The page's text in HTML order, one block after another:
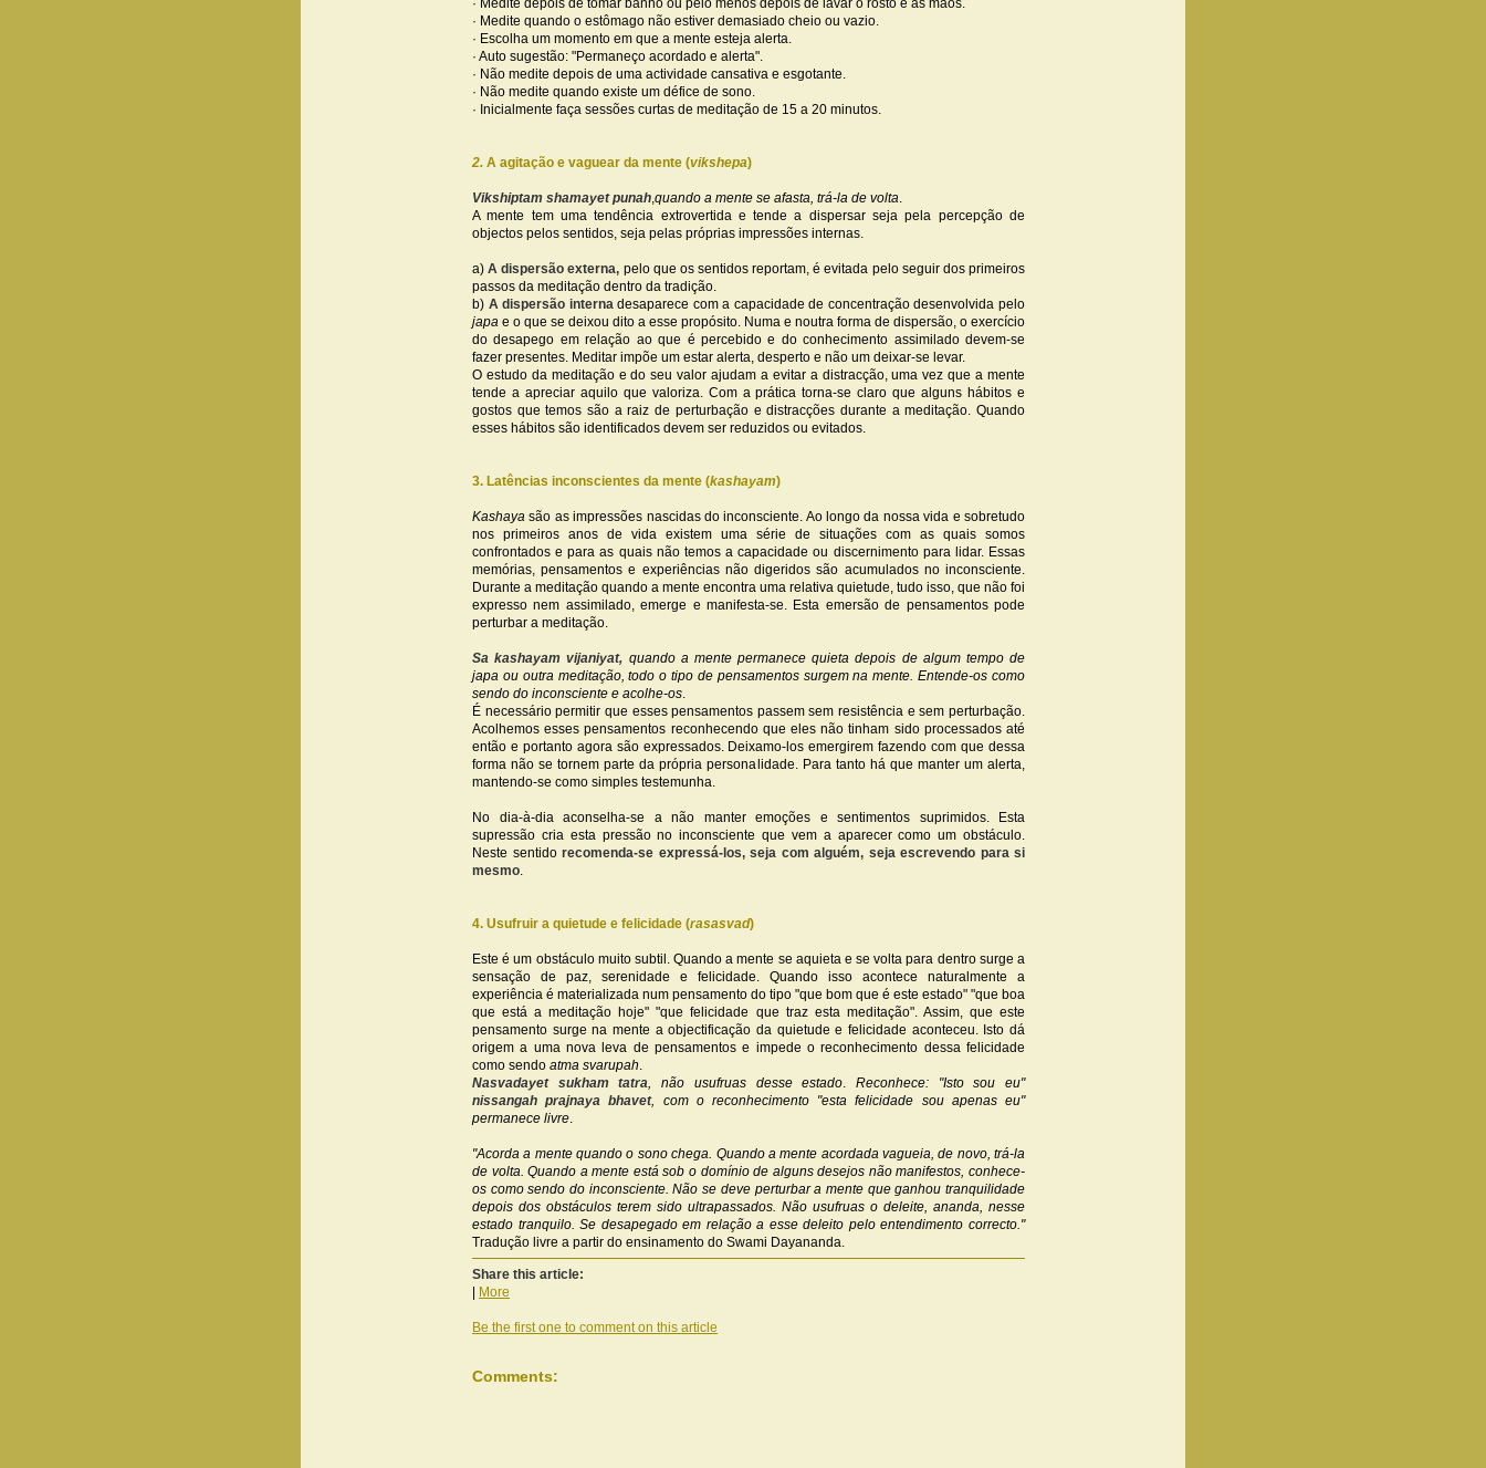
· Medite depois de tomar banho ou pelo menos depois de lavar o rosto e as mãos.
· Medite quando o estômago não estiver demasiado cheio ou vazio.
· Escolha um momento em que a mente esteja alerta.
· Auto sugestão: "Permaneço acordado e alerta".
· Não medite depois de uma actividade cansativa e esgotante.
· Não medite quando existe um défice de sono.
· Inicialmente faça sessões curtas de meditação de 15 a 20 minutos.
2. A agitação e vaguear da mente (vikshepa)
Vikshiptam shamayet punah,quando a mente se afasta, trá-la de volta.
A mente tem uma tendência extrovertida e tende a dispersar seja pela percepção de
objectos pelos sentidos, seja pelas próprias impressões internas.
a)A dispersão externa, pelo que os sentidos reportam, é evitada pelo seguir dos primeiros
passos da meditação dentro da tradição.
b) A dispersão internadesaparece com a capacidade de concentração desenvolvida pelo
japa e o que se deixou dito a esse propósito. Numa e noutra forma de dispersão, o exercício
do desapego em relação ao que é percebido e do conhecimento assimilado devem-se
fazer presentes. Meditar impõe um estar alerta, desperto e não um deixar-se levar.
O estudo da meditação e do seu valor ajudam a evitar a distracção, uma vez que a mente
tende a apreciar aquilo que valoriza. Com a prática torna-se claro que alguns hábitos e
gostos que temos são a raiz de perturbação e distracções durante a meditação. Quando
esses hábitos são identificados devem ser reduzidos ou evitados.
3. Latências inconscientes da mente (kashayam)
Kashaya são as impressões nascidas do inconsciente. Ao longo da nossa vida e sobretudo
nos primeiros anos de vida existem uma série de situações com as quais somos
confrontados e para as quais não temos a capacidade ou discernimento para lidar. Essas
memórias, pensamentos e experiências não digeridos são acumulados no inconsciente.
Durante a meditação quando a mente encontra uma relativa quietude, tudo isso, que não foi
expresso nem assimilado, emerge e manifesta-se. Esta emersão de pensamentos pode
perturbar a meditação.
Sa kashayam vijaniyat, quando a mente permanece quieta depois de algum tempo de
japa ou outra meditação, todo o tipo de pensamentos surgem na mente. Entende-os como
sendo do inconsciente e acolhe-os
É necessário permitir que esses pensamentos passem sem resistência e sem perturbação.
Acolhemos esses pensamentos reconhecendo que eles não tinham sido processados até
então e portanto agora são expressados. Deixamo-los emergirem fazendo com que dessa
forma não se tornem parte da própria personalidade. Para tanto há que manter um alerta,
mantendo-se como simples testemunha.
No dia-à-dia aconselha-se a não manter emoções e sentimentos suprimidos. Esta
supressão cria esta pressão no inconsciente que vem a aparecer como um obstáculo.
Neste sentido recomenda-se expressá-los, seja com alguém, seja escrevendo para si
mesmo
4. Usufruir a quietude e felicidade (rasasvad)
Este é um obstáculo muito subtil. Quando a mente se aquieta e se volta para dentro surge a
sensação de paz, serenidade e felicidade. Quando isso acontece naturalmente a
experiência é materializada num pensamento do tipo "que bom que é este estado" "que boa
que está a meditação hoje" "que felicidade que traz esta meditação". Assim, que este
pensamento surge na mente a objectificação da quietude e felicidade aconteceu. Isto dá
origem a uma nova leva de pensamentos e impede o reconhecimento dessa felicidade
como sendo atma svarupah
Nasvadayet sukham tatra
, não usufruas desse estado
Reconhece: "Isto sou eu"
nissangah prajnaya bhavet, com o reconhecimento "esta felicidade sou apenas eu"
permanece livre
"Acorda a mente quando o sono chega. Quando a mente acordada vagueia, de novo, trá-la
de volta. Quando a mente está sob o domínio de alguns desejos não manifestos, conhece-
os como sendo do inconsciente. Não se deve perturbar a mente que ganhou tranquilidade
depois dos obstáculos terem sido ultrapassados. Não usufruas o deleite, ananda, nesse
estado tranquilo. Se desapegado em relação a esse deleito pelo entendimento correcto."
Tradução livre a partir do ensinamento do Swami Dayananda.
Share this article:
More
Be the first one to comment on this article
Comments: